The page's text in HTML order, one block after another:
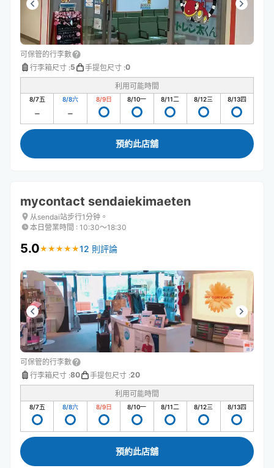
可保管的行李數
行李箱尺寸 :5 手提包尺寸 :0
利用可能時間
8/7五 8/8六 8/9日 8/10一 8/11二 8/12三 8/13四
預約此店舖
mycontact sendaiekimaeten
从sendai站步行1分钟。
本日營業時間 : 10:30〜18:30
5.0★ ★ ★ ★ ★
★ ★ ★ ★ ★12 則評論
可保管的行李數
行李箱尺寸 :80 手提包尺寸 :20
利用可能時間
8/7五 8/8六 8/9日 8/10一 8/11二 8/12三 8/13四
預約此店舖